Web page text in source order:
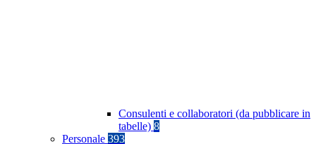
Consulenti e collaboratori (da pubblicare in
tabelle) 8
Personale 393